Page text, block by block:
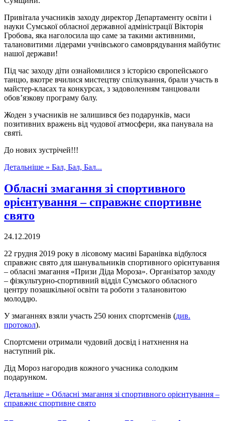
Привітала учасників заходу директор Департаменту освіти і
науки Сумської обласної державної адміністрації Вікторія
Гробова, яка наголосила що саме за такими активними,
талановитими лідерами учнівського самоврядування майбутнє
нашої держави!
Під час заходу діти ознайомилися з історією європейського
танцю, вкотре вчилися мистецтву спілкування, брали участь в
майстер-класах та конкурсах, з задоволенням танцювали
обов’язкову програму балу.
Жоден з учасників не залишився без подарунків, маси
позитивних вражень від чудової атмосфери, яка панувала на
святі.
До нових зустрічей!!!
Детальніше » Бал, Бал, Бал...
Обласні змагання зі спортивного
орієнтування – справжнє спортивне
свято
24.12.2019
22 грудня 2019 року в лісовому масиві Баранівка відбулося
справжнє свято для шанувальників спортивного орієнтування
– обласні змагання «Призи Діда Мороза». Організатор заходу
– фізкультурно-спортивний відділ Сумського обласного
центру позашкільної освіти та роботи з талановитою
молоддю.
У змаганнях взяли участь 250 юних спортсменів (див.
протокол).
Спортсмени отримали чудовий досвід і натхнення на
наступний рік.
Дід Мороз нагородив кожного учасника солодким
подарунком.
Детальніше » Обласні змагання зі спортивного орієнтування –
справжнє спортивне свято